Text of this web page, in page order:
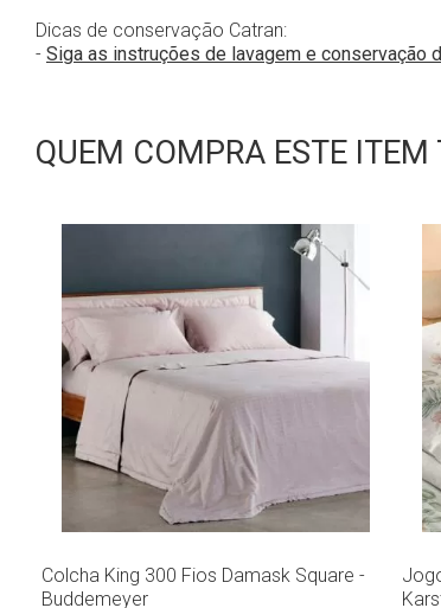
Dicas de conservação Catran:
- Siga as instruções de lavagem e conservação
QUEM COMPRA ESTE
Colcha King 300 Fios Damask Square -
Buddemeyer